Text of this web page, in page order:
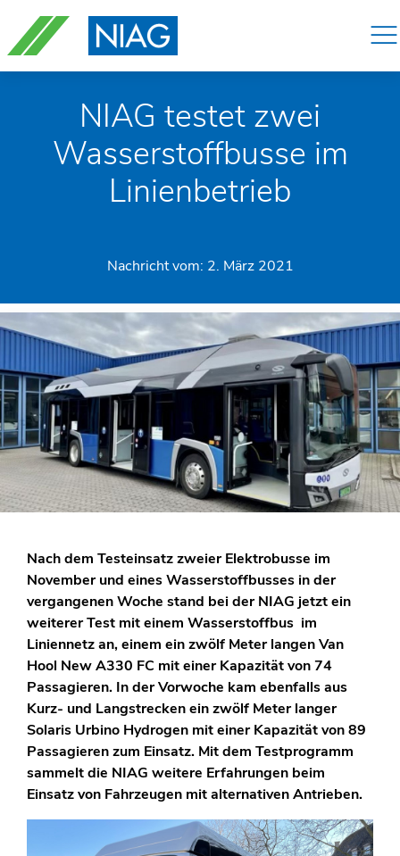
überspringen
NIAG testet zwei
Wasserstoffbusse im
Linienbetrieb
Nachricht vom: 2. März 2021
Nach dem Testeinsatz zweier Elektrobusse im
November und eines Wasserstoffbusses in der
vergangenen Woche stand bei der NIAG jetzt ein
weiterer Test mit einem Wasserstoffbus im
Liniennetz an, einem ein zwölf Meter langen Van
Hool New A330 FC mit einer Kapazität von 74
Passagieren. In der Vorwoche kam ebenfalls aus
Kurz- und Langstrecken ein zwölf Meter langer
Solaris Urbino Hydrogen mit einer Kapazität von 89
Passagieren zum Einsatz. Mit dem Testprogramm
sammelt die NIAG weitere Erfahrungen beim
Einsatz von Fahrzeugen mit alternativen Antrieben.